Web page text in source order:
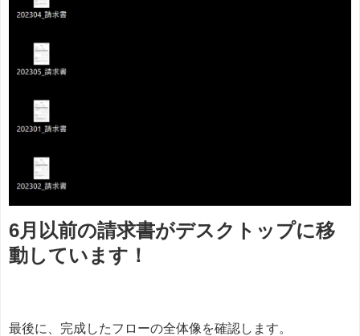
6月以前の請求書がデスクトップに移
動しています！
最後に、完成したフローの全体像を確認します。